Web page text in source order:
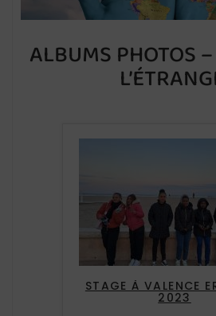
ALBUMS PHOTOS
STAGE À VALENCE
2023